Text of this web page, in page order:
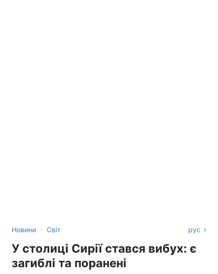
Новини › Світ рус
У столиці Сирії стався вибух: є
загиблі та поранені